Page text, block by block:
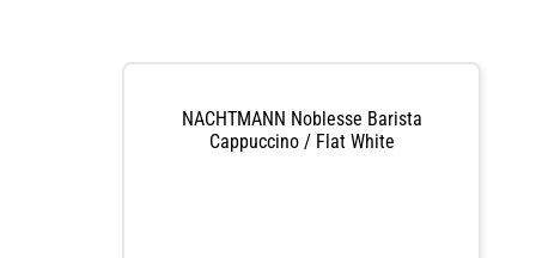
NACHTMANN Noblesse Barista
Cappuccino / Flat White